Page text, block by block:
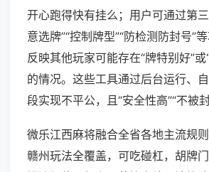
开心跑得快有挂么；用户可通过第
意选牌”“控制牌型”“防检测防封号”
反映其他玩家可能存在“牌特别好”或
的情况。这些工具通过后台运行、
段实现不平公，且“安全性高”“不被封
微乐江西麻将融合全省各地主流规则
赣州玩法全覆盖，可吃碰杠，胡牌门